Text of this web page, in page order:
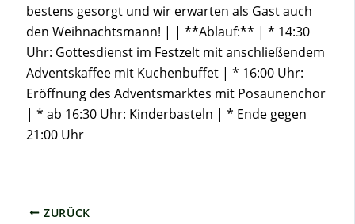
bestens gesorgt und wir erwarten als Gast auch
den Weihnachtsmann! | | **Ablauf:** | * 14:30
Uhr: Gottesdienst im Festzelt mit anschließendem
Adventskaffee mit Kuchenbuffet | * 16:00 Uhr:
Eröffnung des Adventsmarktes mit Posaunenchor
| * ab 16:30 Uhr: Kinderbasteln | * Ende gegen
21:00 Uhr
ZURÜCK